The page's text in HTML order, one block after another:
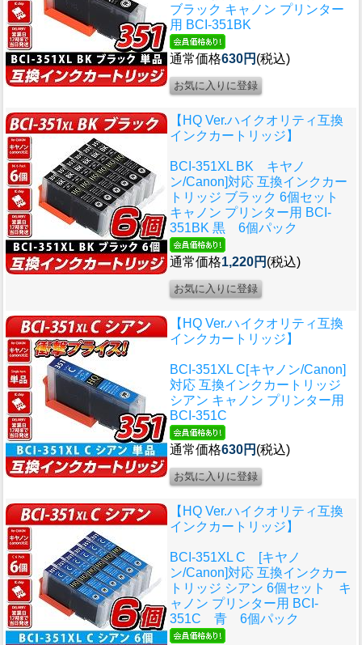
ブラック キャノン プリンター
用 BCI-351BK
通常価格630円 (税込)
【HQ Ver.ハイクオリティ互換
インクカートリッジ】
BCI-351XL BK キヤノ
ン/Canon]対応 互換インクカー
トリッジ ブラック 6個セット
キャノン プリンター用 BCI-
351BK 黒 6個パック
通常価格1,220円 (税込)
【HQ Ver.ハイクオリティ互換
インクカートリッジ】
BCI-351XL C[キヤノン/Canon]
対応 互換インクカートリッジ
シアン キャノン プリンター用
BCI-351C
通常価格630円 (税込)
【HQ Ver.ハイクオリティ互換
インクカートリッジ】
BCI-351XL C [キヤノ
ン/Canon]対応 互換インクカー
トリッジ シアン 6個セット キ
ャノン プリンター用 BCI-
351C 青 6個パック